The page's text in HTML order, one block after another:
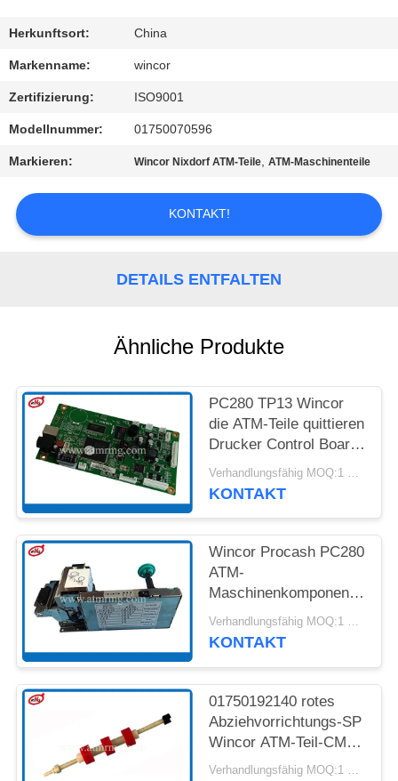
KONTAKT
MIT
UNS
RECHTSSACHEN
DATENSCHUTZ-
BESTIMMUNGEN
Herkunftsort: China
Markenname: wincor
Zertifizierung: ISO9001
Modellnummer: 01750070596
Markieren: Wincor Nixdorf ATM-Teile,ATM-Maschinenteile
KONTAKT!
DETAILS ENTFALTEN
Ähnliche Produkte
PC280 TP13 Wincor
die ATM-Teile quittieren
Drucker Control Board
01750189334
Verhandlungsfähig MOQ:1 Einheit
KONTAKT
Wincor Procash PC280
ATM-
Maschinenkomponenten
TP13 Empfangs-
Drucker
Verhandlungsfähig MOQ:1 Einheit
KONTAKT
01750192140 rotes
Abziehvorrichtungs-SP
Wincor ATM-Teil-CMD
V4 DDU mit Welle
Verhandlungsfähig MOQ:1 Einheit